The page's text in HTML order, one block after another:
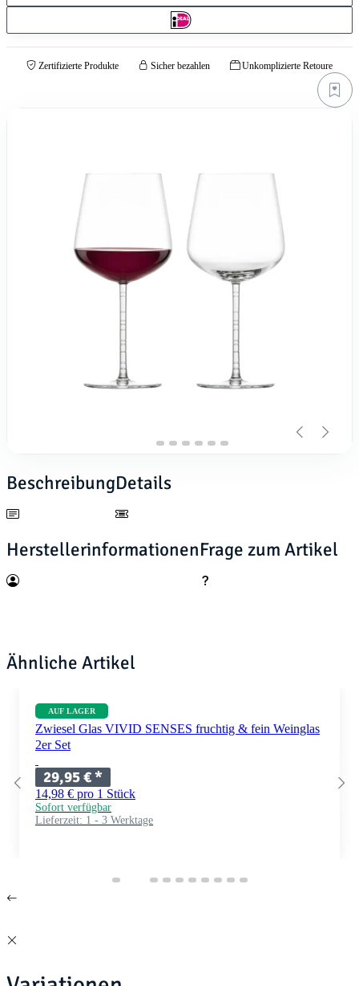
Zertifizierte Produkte Sicher bezahlen Unkomplizierte Retoure
BeschreibungDetails
HerstellerinformationenFrage zum Artikel
Ähnliche Artikel
AUF LAGER
Zwiesel Glas VIVID SENSES fruchtig & fein Weinglas
2er Set
29,95 €*
14,98 € pro 1 Stück
Sofort verfügbar
Lieferzeit: 1 - 3 Werktage